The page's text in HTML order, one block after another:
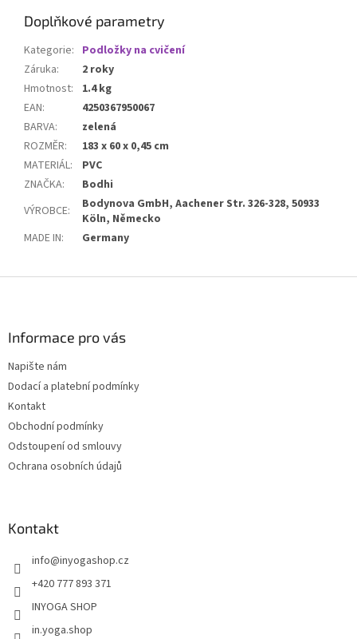
Doplňkové parametry
Kategorie: Podložky na cvičení
Záruka:
2 roky
Hmotnost:
1.4 kg
EAN:
4250367950067
BARVA:
zelená
ROZMĚR:
183 x 60 x 0,45 cm
MATERIÁL:
PVC
ZNAČKA:
Bodhi
VÝROBCE:
Bodynova GmbH, Aachener Str. 326-328, 50933
Köln, Německo
MADE IN: Germany
Informace pro vás
Napište nám
Dodací a platební podmínky
Kontakt
Obchodní podmínky
Odstoupení od smlouvy
Ochrana osobních údajů
Kontakt
info@inyogashop.cz
+420 777 893 371
INYOGA SHOP
in.yoga.shop